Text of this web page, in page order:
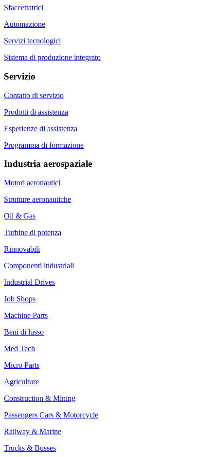
Sfaccettatrici
Automazione
Servizi tecnologici
Sistema di produzione integrato
Servizio
Contatto di servizio
Prodotti di assistenza
Esperienze di assistenza
Programma di formazione
Industria aerospaziale
Motori aeronautici
Strutture aeronautiche
Oil & Gas
Turbine di potenza
Rinnovabili
Componenti industriali
Industrial Drives
Job Shops
Machine Parts
Beni di lusso
Med Tech
Micro Parts
Agriculture
Construction & Mining
Passengers Cars & Motorcycle
Railway & Marine
Trucks & Busses